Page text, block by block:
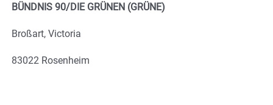
BÜNDNIS 90/DIE GRÜNEN (GRÜNE)
Broßart, Victoria
83022 Rosenheim